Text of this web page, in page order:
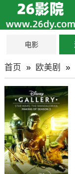
电影
首页 » 欧美剧 »